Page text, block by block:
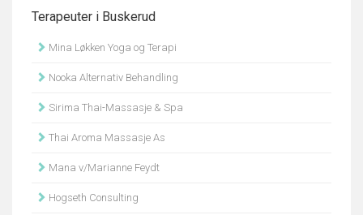
Terapeuter i Buskerud
Mina Løkken Yoga og Terapi
Nooka Alternativ Behandling
Sirima Thai-Massasje & Spa
Thai Aroma Massasje As
Mana v/Marianne Feydt
Hogseth Consulting